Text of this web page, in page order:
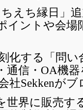
えち縁日」
イントや会
化する「問
信・OA機
社Sekkenがブ
世界に販売す